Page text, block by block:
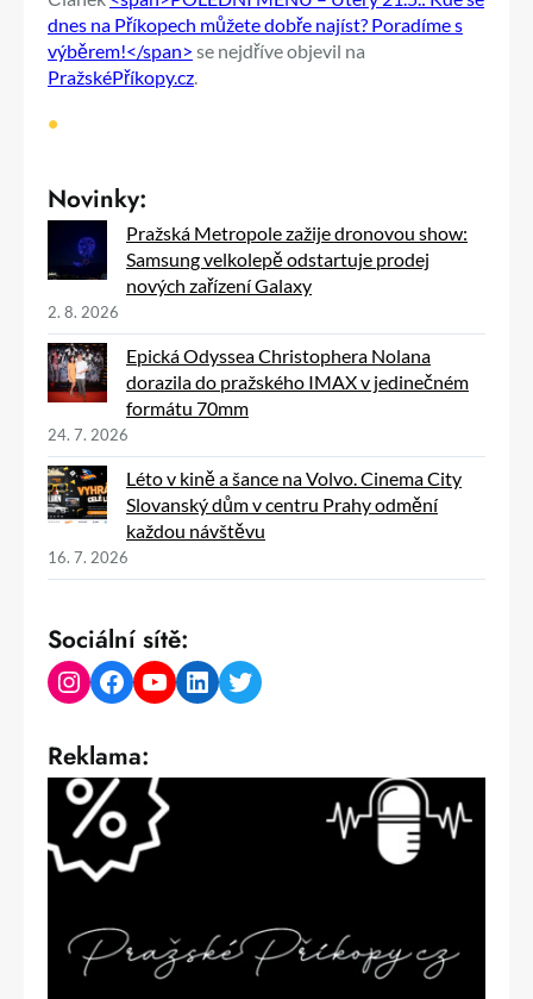
dnes na Příkopech můžete dobře najíst? Poradíme s
výběrem!</span> se nejdříve objevil na
PražskéPříkopy.cz
•
Novinky:
Pražská Metropole zažije dronovou show:
Samsung velkolepě odstartuje prodej
nových zařízení Galaxy
2. 8. 2026
Epická Odyssea Christophera Nolana
dorazila do pražského IMAX v jedinečném
formátu 70mm
24. 7. 2026
Léto v kině a šance na Volvo. Cinema City
Slovanský dům v centru Prahy odmění
každou návštěvu
16. 7. 2026
Sociální sítě:
Instagram Facebook YouTube LinkedIn Twitter
Reklama: